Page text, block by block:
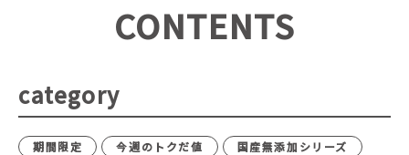
20個入り
最大12%OFF
CONTENTS
category
期間限定 今週のトクだ値
国産無添加シリーズ